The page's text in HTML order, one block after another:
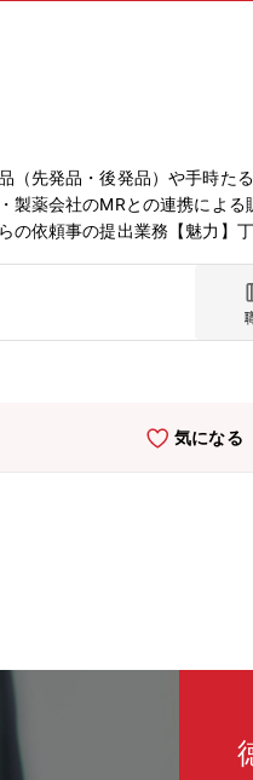
（先発品・後発品）や手時た
製薬会社のMRとの連携によ
依頼事の提出業務【魅力】
気になる